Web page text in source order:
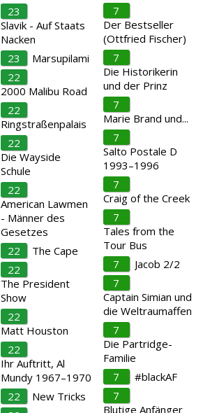
23
Slavik - Auf Staats
Nacken
23
Marsupilami
22
2000 Malibu Road
22
Ringstraßenpalais
22
Die Wayside
Schule
22
American Lawmen
- Männer des
Gesetzes
22
The Cape
22
The President
Show
22
Matt Houston
22
Ihr Auftritt, Al
Mundy 1967–1970
22
New Tricks
7
Der Bestseller
(Ottfried Fischer)
7
Die Historikerin
und der Prinz
7
Marie Brand und...
7
Salto Postale D
1993–1996
7
Craig of the Creek
7
Tales from the
Tour Bus
7
Jacob 2/2
7
Captain Simian und
die Weltraumaffen
7
Die Partridge-
Familie
7
#blackAF
7
Blutige Anfänger